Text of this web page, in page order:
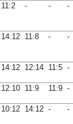
11:2 - - -
14:12 11:8 - -
14:12 12:14 11:5 -
12:10 11:9 11:9 -
10:12 14:12 - -